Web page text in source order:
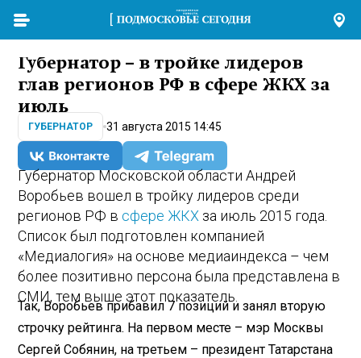
Губернатор – в тройке лидеров
глав регионов РФ в сфере ЖКХ за
июль
ГУБЕРНАТОР 31 августа 2015 14:45
Губернатор Московской области Андрей
Воробьев вошел в тройку лидеров среди
регионов РФ в сфере ЖКХ за июль 2015 года.
Список был подготовлен компанией
«Медиалогия» на основе медиаиндекса – чем
более позитивно персона была представлена в
СМИ, тем выше этот показатель.
Так, Воробьев прибавил 7 позиций и занял вторую
строчку рейтинга. На первом месте – мэр Москвы
Сергей Собянин, на третьем – президент Татарстана